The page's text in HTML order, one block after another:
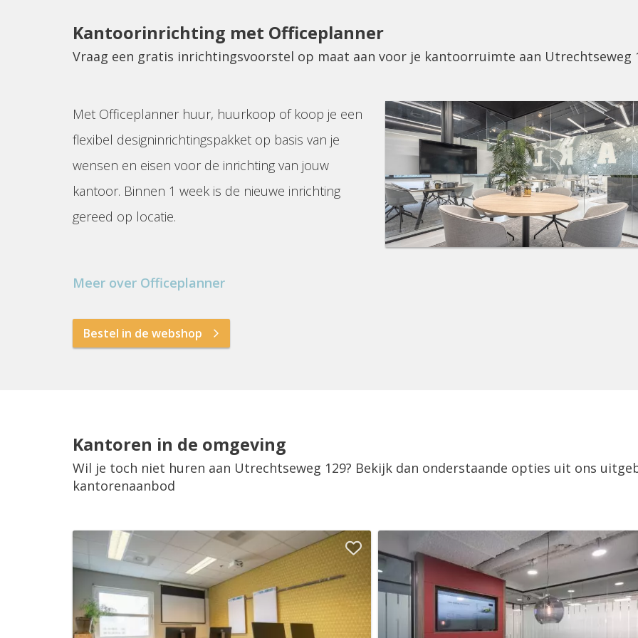
Kantoorinrichting met Officeplanner
Vraag een gratis inrichtingsvoorstel op maat aan voor je kantoorruimte aan Utrechtseweg
Met Officeplanner huur, huurkoop of koop je een
flexibel designinrichtingspakket op basis van je
wensen en eisen voor de inrichting van jouw
kantoor. Binnen 1 week is de nieuwe inrichting
gereed op locatie.
Meer over Officeplanner
Bestel in de webshop
Kantoren in de omgeving
Wil je toch niet huren aan Utrechtseweg 129? Bekijk dan onderstaande opties uit ons
kantorenaanbod